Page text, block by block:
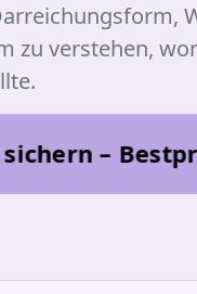
zu verstehen,
–